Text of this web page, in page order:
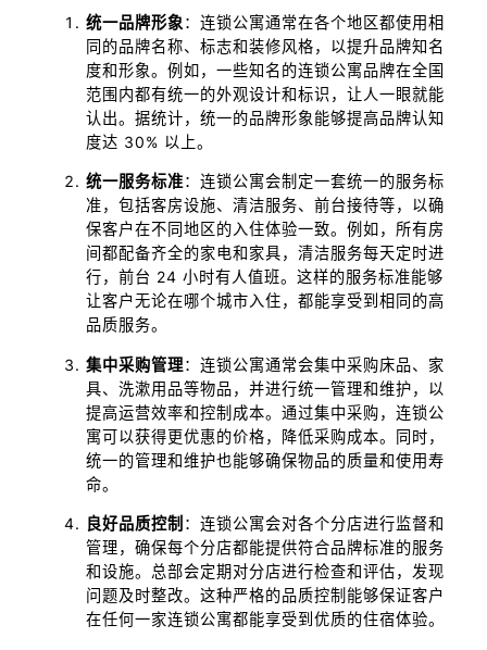
统一品牌形象 ：连锁公寓通常在各个地区都使用相
同的品牌名称、标志和装修风格，以提升品牌知名
度和形象。例如，一些知名的连锁公寓品牌在全国
范围内都有统一的外观设计和标识，让人一眼就能
认出。据统计，统一的品牌形象能够提高品牌认知
度达 30% 以上。
统一服务标准：连锁公寓会制定一套统一的服务标
准，包括客房设施、清洁服务、前台接待等，以确
保客户在不同地区的入住体验一致。例如，所有房
间都配备齐全的家电和家具，清洁服务每天定时进
行，前台 24 小时有人值班。这样的服务标准能够
让客户无论在哪个城市入住，都能享受到相同的高
品质服务。
集中采购管理：连锁公寓通常会集中采购床品、家
具、洗漱用品等物品，并进行统一管理和维护，以
提高运营效率和控制成本。通过集中采购，连锁公
寓可以获得更优惠的价格，降低采购成本。同时，
统一的管理和维护也能够确保物品的质量和使用寿
命。
良好品质控制 ：连锁公寓会对各个分店进行监督和
管理，确保每个分店都能提供符合品牌标准的服务
和设施。总部会定期对分店进行检查和评估，发现
问题及时整改。这种严格的品质控制能够保证客户
在任何一家连锁公寓都能享受到优质的住宿体验。